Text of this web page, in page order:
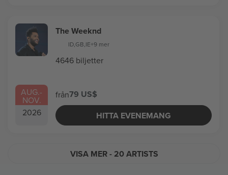
AUG.-
NOV.
2026
The Weeknd
ID,GB,IE+9 mer
4646 biljetter
från79 US$
HITTA EVENEMANG
VISA MER- 20 ARTISTS